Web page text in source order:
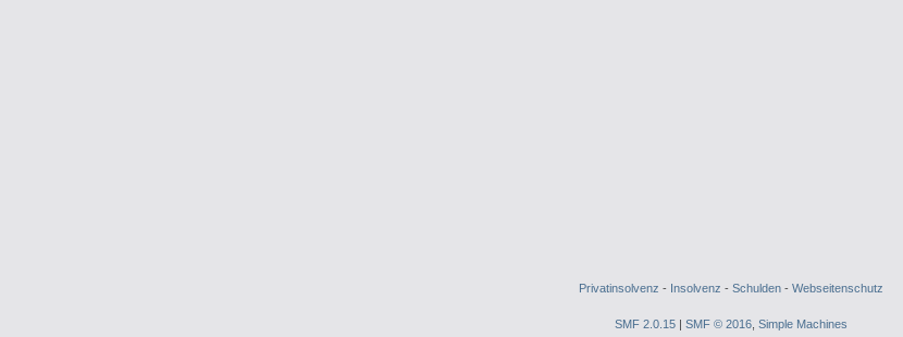
Privatinsolvenz - Insolvenz - Schulden - Webseitenschutz
SMF 2.0.15 | SMF © 2016 Simple Machines